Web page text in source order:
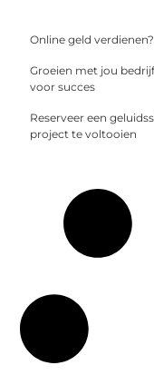
Online geld
Groeien met jou
voor succes
Reserveer een
project te voltooien